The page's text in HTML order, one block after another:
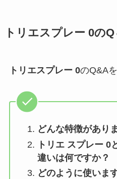
トリエスプレー 0のQ
トリエスプレー 0のQ&A
どんな特徴があり
トリエ スプレー 0
違いは何ですか？
どのように使いま